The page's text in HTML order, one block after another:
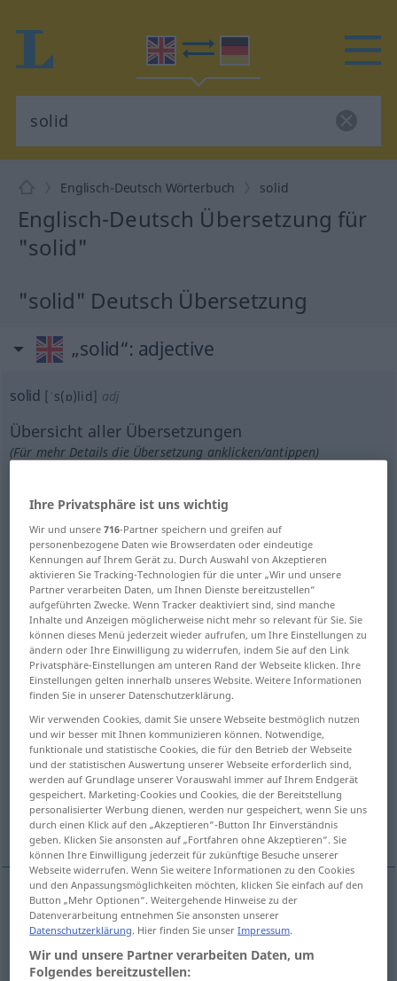
Englisch-Deutsch Wörterbuch solid
Englisch-Deutsch Übersetzung für
"solid"
"solid" Deutsch Übersetzung
„solid“: adjective
solid [ˈs(ɒ)lid] adj
Übersicht aller Übersetzungen
(Für mehr Details die Übersetzung anklicken/antippen)
massiv, voll ausgefüllt
kompakt, stabil, nicht durchbrochen
hart, fest, kompakt fest
dicht, geballt stabil, massiv gebaut
derb, fest, stabil, kräftig
solide, gründlich geschlossen, voll
Weitere Übersetzungen...
körperlich,räumlich solid MATH three-
dimensional
Ihre Privatsphäre ist uns wichtig
Wir und unsere716-Partner speichern und greifen auf
personenbezogene Daten wie Browserdaten oder eindeutige
Kennungen auf Ihrem Gerät zu. Durch Auswahl von Akzeptieren
aktivieren Sie Tracking-Technologien für die unter „Wir und unsere
Partner verarbeiten Daten, um Ihnen Dienste bereitzustellen“
aufgeführten Zwecke. Wenn Tracker deaktiviert sind, sind manche
Inhalte und Anzeigen möglicherweise nicht mehr so relevant für Sie. Sie
können dieses Menü jederzeit wieder aufrufen, um Ihre Einstellungen zu
ändern oder Ihre Einwilligung zu widerrufen, indem Sie auf den Link
Privatsphäre-Einstellungen am unteren Rand der Webseite klicken. Ihre
Einstellungen gelten innerhalb unseres Website. Weitere Informationen
finden Sie in unserer Datenschutzerklärung.
Wir verwenden Cookies, damit Sie unsere Webseite bestmöglich nutzen
und wir besser mit Ihnen kommunizieren können. Notwendige,
funktionale und statistische Cookies, die für den Betrieb der Webseite
und der statistischen Auswertung unserer Webseite erforderlich sind,
werden auf Grundlage unserer Vorauswahl immer auf Ihrem Endgerät
gespeichert. Marketing-Cookies und Cookies, die der Bereitstellung
personalisierter Werbung dienen, werden nur gespeichert, wenn Sie uns
durch einen Klick auf den „Akzeptieren“-Button Ihr Einverständnis
geben. Klicken Sie ansonsten auf „Fortfahren ohne Akzeptieren“. Sie
können Ihre Einwilligung jederzeit für zukünftige Besuche unserer
Webseite widerrufen. Wenn Sie weitere Informationen zu den Cookies
und den Anpassungsmöglichkeiten möchten, klicken Sie einfach auf den
Button „Mehr Optionen“. Weitergehende Hinweise zu der
Datenverarbeitung entnehmen Sie ansonsten unserer
Datenschutzerklärung. Hier finden Sie unserImpressum.
Wir und unsere Partner verarbeiten Daten, um
Folgendes bereitzustellen: